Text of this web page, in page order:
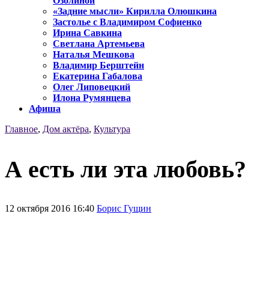
«Задние мысли» Кирилла Олюшкина
Застолье с Владимиром Софиенко
Ирина Савкина
Светлана Артемьева
Наталья Мешкова
Владимир Берштейн
Екатерина Габалова
Олег Липовецкий
Илона Румянцева
Афиша
Главное, Дом актёра, Культура
А есть ли эта любовь?
12 октября 2016 16:40 Борис Гущин